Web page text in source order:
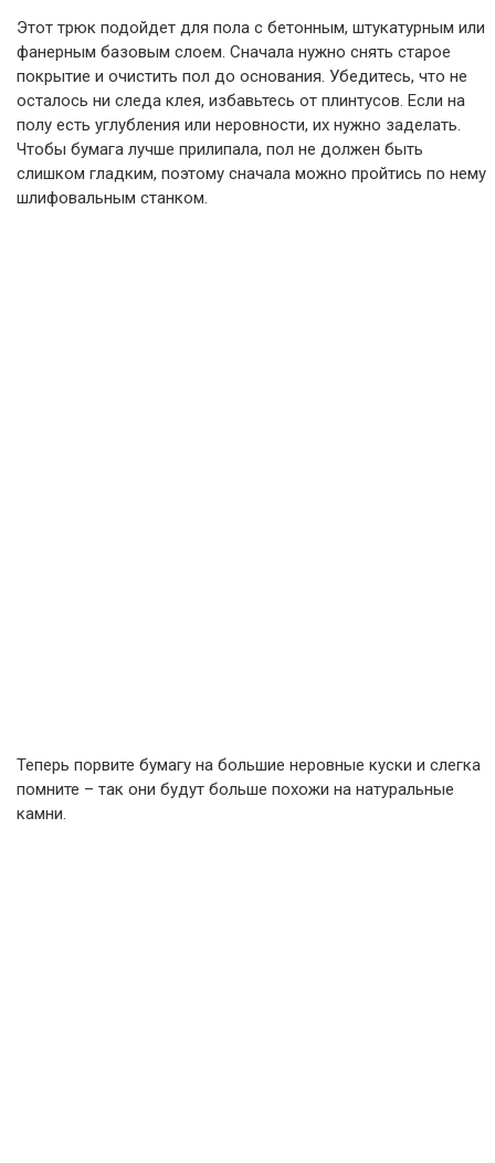
Этот трюк подойдет для пола с бетонным, штукатурным или
фанерным базовым слоем. Сначала нужно снять старое
покрытие и очистить пол до основания. Убедитесь, что не
осталось ни следа клея, избавьтесь от плинтусов. Если на
полу есть углубления или неровности, их нужно заделать.
Чтобы бумага лучше прилипала, пол не должен быть
слишком гладким, поэтому сначала можно пройтись по нему
шлифовальным станком.
Теперь порвите бумагу на большие неровные куски и слегка
помните – так они будут больше похожи на натуральные
камни.